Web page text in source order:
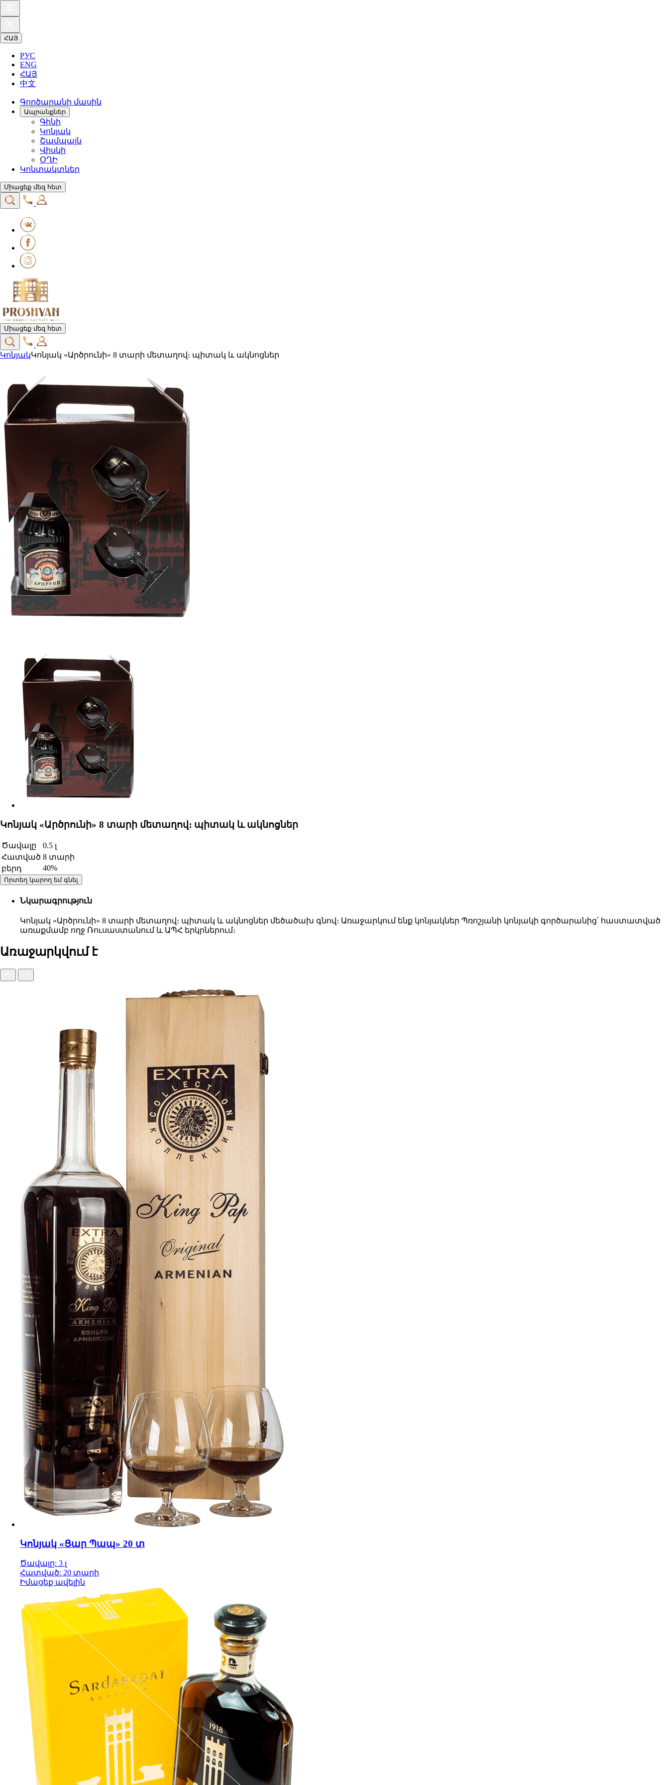
ՀԱՅ
РУС
ENG
ՀԱՅ
中文
Գործարանի մասին
Ապրանքներ
Գինի
Կոնյակ
Շամպայն
Վիսկի
ՕՂԻ
Կոնտակտներ
Միացեք մեզ հետ
Միացեք մեզ հետ
ԿոնյակԿոնյակ «Արծրունի» 8 տարի մետաղով։ պիտակ և ակնոցներ
Կոնյակ «Արծրունի» 8 տարի մետաղով։ պիտակ և ակնոցներ
Ծավալը
0.5 լ
Հատված 8 տարի
բերդ
40%
Որտեղ կարող եմ գնել
Նկարագրություն
Կոնյակ «Արծրունի» 8 տարի մետաղով։ պիտակ և ակնոցներ մեծածախ գնով։ Առաջարկում ենք կոնյակներ Պռոշյանի կոնյակի գործարանից՝ հաստատված
առաքմամբ ողջ Ռուսաստանում և ԱՊՀ երկրներում։
Առաջարկվում է
Կոնյակ «Ցար Պապ» 20 տ
Ծավալը: 3 լ
Հատված: 20 տարի
Իմացեք ավելին